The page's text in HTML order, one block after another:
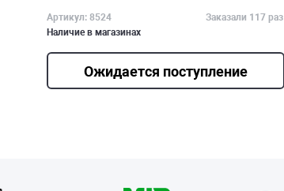
Артикул: 8524
Заказали 117 раз
Наличие в магазинах
Ожидается поступление